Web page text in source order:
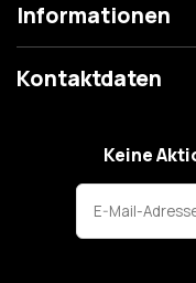
Informationen
Kontaktdaten
Keine